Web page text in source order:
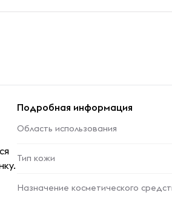
Подробная информация
Область использования
Тип кожи
Назначение косметического